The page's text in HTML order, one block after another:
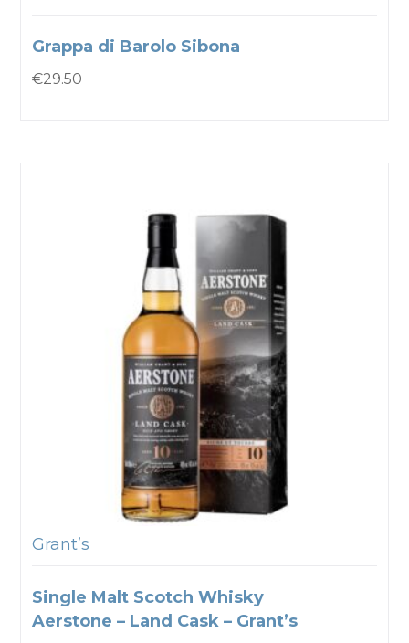
Grappa di Barolo Sibona
€29.50
Grant’s
Single Malt Scotch Whisky
Aerstone – Land Cask – Grant’s